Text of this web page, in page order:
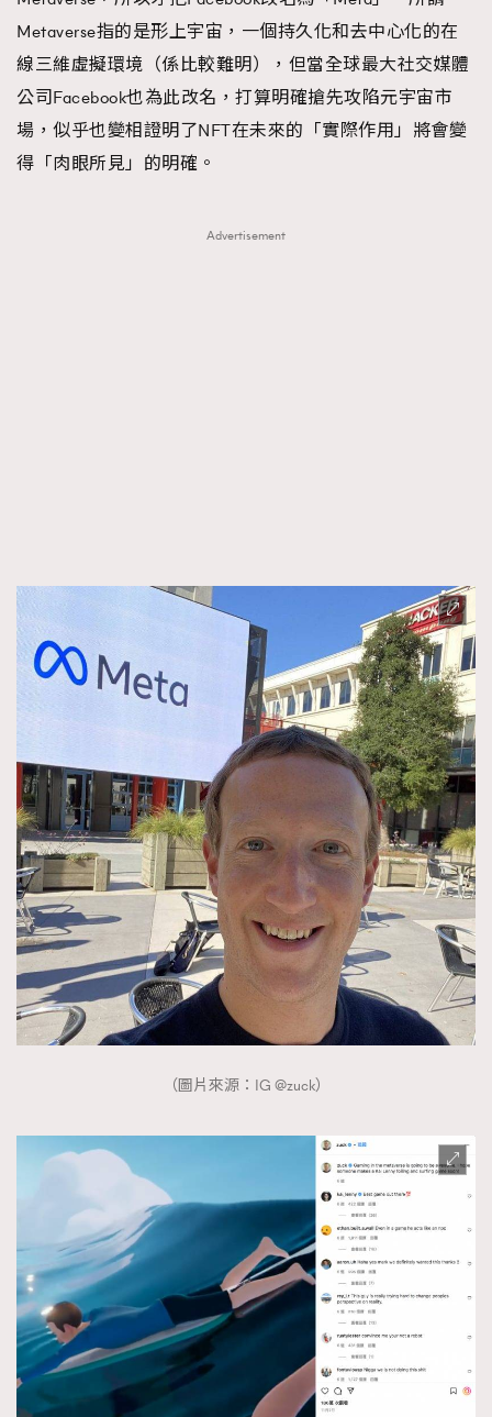
Metaverse指的是形上宇宙，一個持久化和去中心化的在
線三維虛擬環境（係比較難明），但當全球最大社交媒體
公司Facebook也為此改名，打算明確搶先攻陷元宇宙市
場，似乎也變相證明了NFT在未來的「實際作用」將會變
得「肉眼所見」的明確。
Advertisement
（圖片來源：IG @zuck）